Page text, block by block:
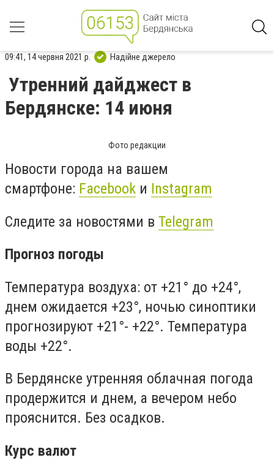
09:41, 14 червня 2021 р. Надійне джерело
Утренний дайджест в
Бердянске: 14 июня
Фото редакции
Новости города на вашем
смартфоне: Facebook и Instagram
Следите за новостями в Telegram
Прогноз погоды
Температура воздуха: от +21° до +24°,
днем ожидается +23°, ночью синоптики
прогнозируют +21°- +22°. Температура
воды +22°.
В Бердянске утренняя облачная погода
продержится и днем, а вечером небо
прояснится. Без осадков.
Курс валют